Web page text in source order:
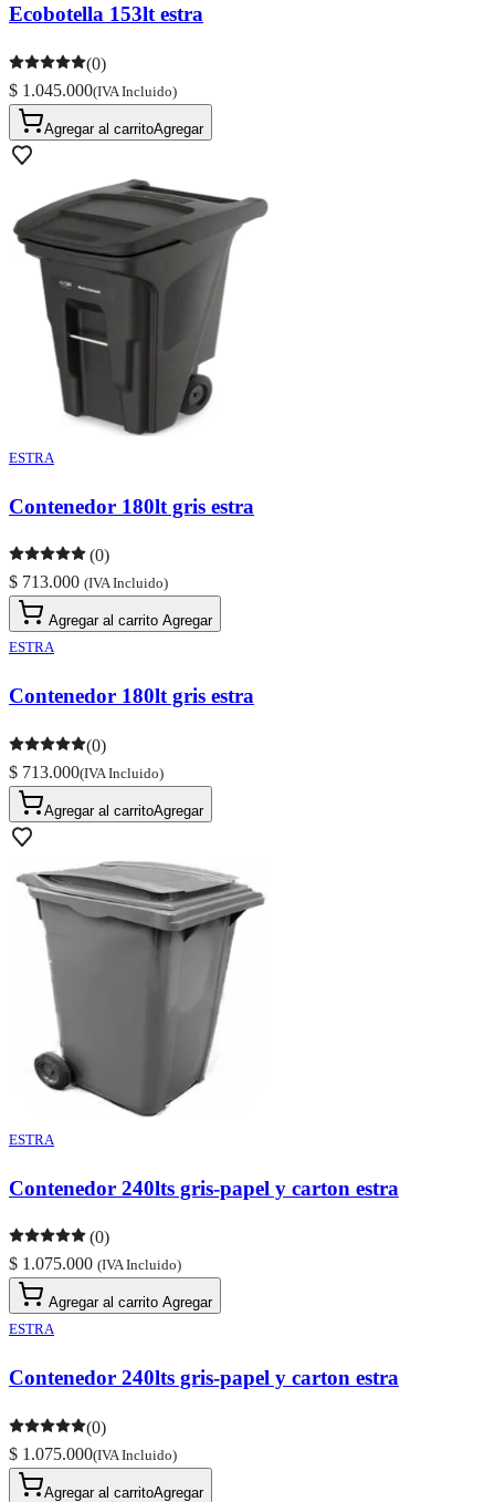
Ecobotella 153lt estra
(0)
$ 1.045.000(IVA Incluido)
Agregar al carritoAgregar
ESTRA
Contenedor 180lt gris estra
(0)
$ 713.000 (IVA Incluido)
Agregar al carrito Agregar
ESTRA
Contenedor 180lt gris estra
(0)
$ 713.000(IVA Incluido)
Agregar al carritoAgregar
ESTRA
Contenedor 240lts gris-papel y carton estra
(0)
$ 1.075.000 (IVA Incluido)
Agregar al carrito Agregar
ESTRA
Contenedor 240lts gris-papel y carton estra
(0)
$ 1.075.000(IVA Incluido)
Agregar al carritoAgregar